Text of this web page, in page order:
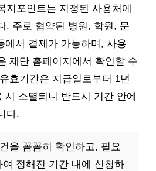
지포인트는 지정된 사용처에
. 주로 협약된 병원, 학원, 문
에서 결제가 가능하며, 사용
재단 홈페이지에서 확인할 수
효기간은 지급일로부터 1년
소멸되니 반드시 기간 안에
다.
을 꼼꼼히 확인하고, 필요
정해진 기간 내에 신청하